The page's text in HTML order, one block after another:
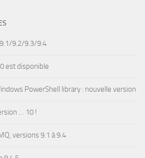
9.2/9.3/9.4
est disponible
PowerShell library : nouvelle version
… 10 !
versions 9.1 à 9.4